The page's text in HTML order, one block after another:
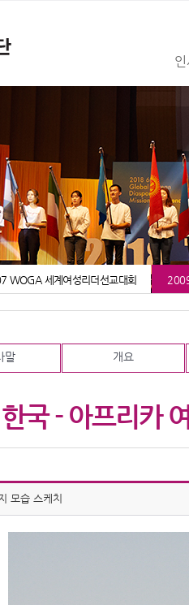
WOGA 세계여성리더선교대회
말 개요
국 - 아프리카
모습 스케치